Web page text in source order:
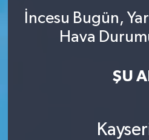
İncesu Bugün,
Hava
ŞU
KÜLTÜR-SANAT
Genel
Tüm Manşetler
Son Dakika Haberleri